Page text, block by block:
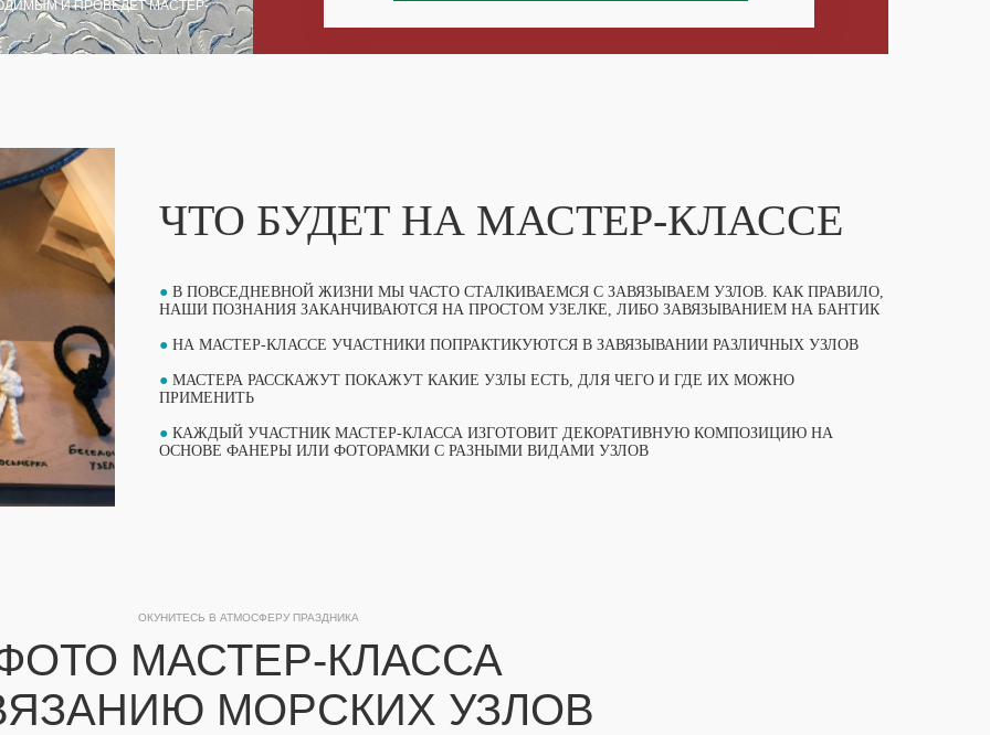
И ПРОВЕДЕТ МАСТЕР-
ЧТО БУДЕТ НА МАСТЕР-КЛАССЕ
● В ПОВСЕДНЕВНОЙ ЖИЗНИ МЫ ЧАСТО СТАЛКИВАЕМСЯ С ЗАВЯЗЫВАЕМ УЗЛОВ. КАК ПРАВИЛО,
НАШИ ПОЗНАНИЯ ЗАКАНЧИВАЮТСЯ НА ПРОСТОМ УЗЕЛКЕ, ЛИБО ЗАВЯЗЫВАНИЕМ НА БАНТИК
● НА МАСТЕР-КЛАССЕ УЧАСТНИКИ ПОПРАКТИКУЮТСЯ В ЗАВЯЗЫВАНИИ РАЗЛИЧНЫХ УЗЛОВ
● МАСТЕРА РАССКАЖУТ ПОКАЖУТ КАКИЕ УЗЛЫ ЕСТЬ, ДЛЯ ЧЕГО И ГДЕ ИХ МОЖНО
ПРИМЕНИТЬ
● КАЖДЫЙ УЧАСТНИК МАСТЕР-КЛАССА ИЗГОТОВИТ ДЕКОРАТИВНУЮ КОМПОЗИЦИЮ НА
ОСНОВЕ ФАНЕРЫ ИЛИ ФОТОРАМКИ С РАЗНЫМИ ВИДАМИ УЗЛОВ
МАСТЕР-КЛАССА
МОРСКИХ УЗЛОВ
ОКУНИТЕСЬ В АТМОСФЕРУ ПРАЗДНИКА